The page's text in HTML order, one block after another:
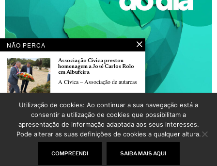
Dia 04 de junho, Dia Internacional das Crianças Inocentes Vítimas de Agressão
_LUSOJORNAL
©2026LusoJornal | Todos os direitos reservados
NÃO PERCA
Associação Civica prestou
homenagem a José Carlos Rolo
em Albufeira
A Civica – Associação de autarcas
Tatiana Silva sai do grupo TF1
após quase nove anos de antena
Tatiana Silva apresentou este
domingo, dia
Utilização de cookies: Ao continuar a sua navegação está a
consentir a utilização de cookies que possibilitam a
apresentação de informação adaptada aos seus interesses.
Pode alterar as suas definições de cookies a qualquer altura.
COMPREENDI SAIBA MAIS AQUI